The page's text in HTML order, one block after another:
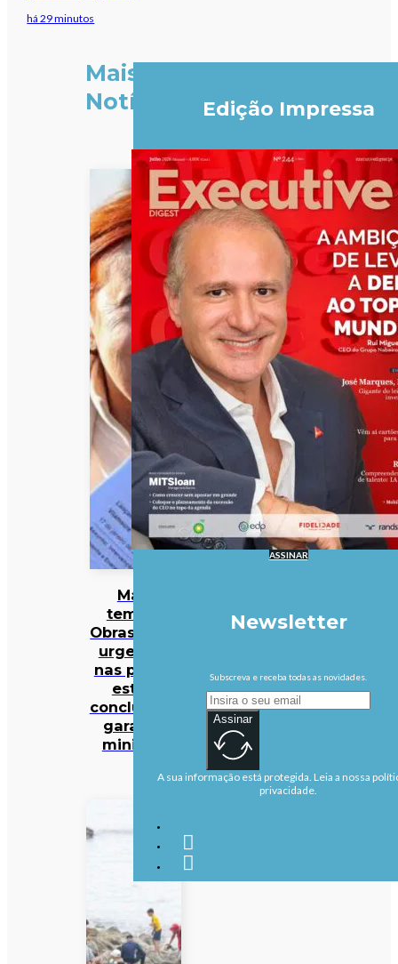
há 29 minutos
Mais
Notícias
Mau
tempo:
Obras mais
urgentes
nas praias
estão
concluídas,
garante
ministra
Edição Impressa
ASSINAR
Newsletter
Subscreva e receba todas as novidades.
Assinar
A sua informação está protegida. Leia a nossa
privacidade.